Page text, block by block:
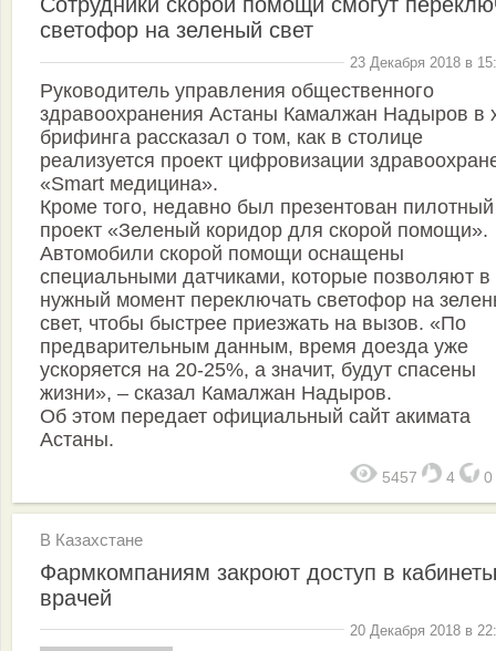
светофор на зеленый свет
23 Декабря 2018 в
Руководитель управления общественного
здравоохранения Астаны Камалжан Надыров в
брифинга рассказал о том, как в столице
реализуется проект цифровизации
«Smart медицина».
Кроме того, недавно был презентован пилотный
проект «Зеленый коридор для скорой помощи».
Автомобили скорой помощи оснащены
специальными датчиками, которые позволяют в
нужный момент переключать светофор на
свет, чтобы быстрее приезжать на вызов. «По
предварительным данным, время доезда уже
ускоряется на 20-25%, а значит, будут спасены
жизни», – сказал Камалжан Надыров.
Об этом передает официальный сайт акимата
Астаны.
5457 4 0
В Казахстане
Фармкомпаниям закроют доступ в кабинеты
врачей
20 Декабря 2018 в